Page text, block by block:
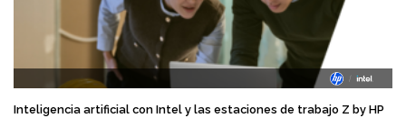
Inteligencia artificial con Intel y las estaciones de trabajo Z by HP